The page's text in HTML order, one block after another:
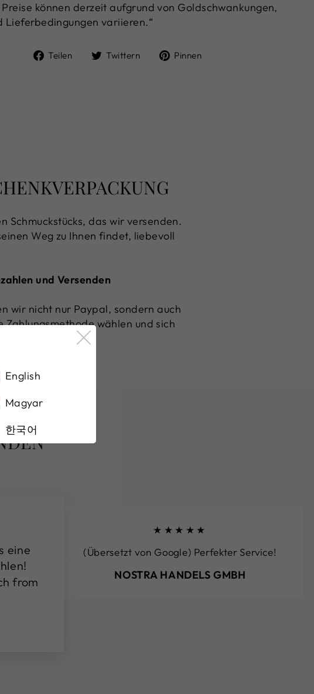
Preise können derzeit aufgrund von Goldschwankungen,
Lieferbedingungen variieren.“
Teilen
Auf
Twittern
Auf
Pinnen
das wir versenden.
Weg zu Ihnen findet, liebevoll
und Versenden
wir nicht nur Paypal, sondern auch
wählen und sich
eine
from
★★★★★
(Übersetzt von Google) Perfekter Service!
NOSTRA HANDELS GMBH
English
Magyar
한국어